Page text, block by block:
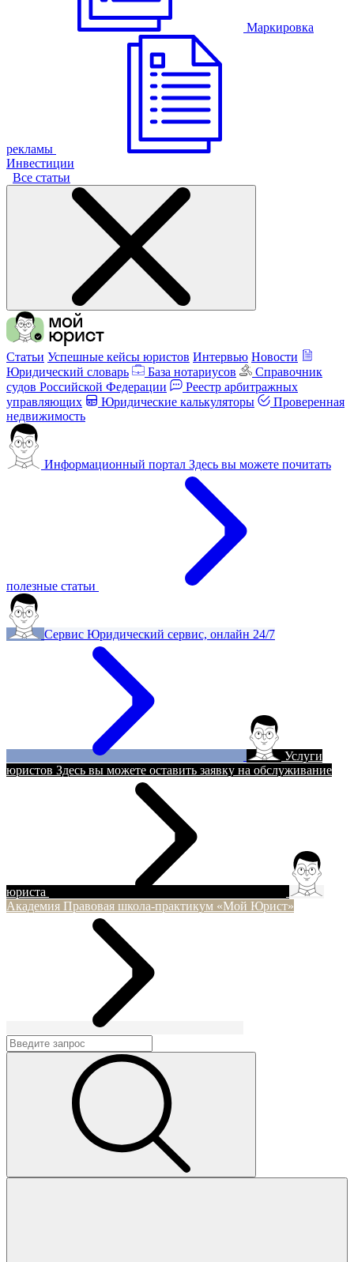
Маркировка
рекламы
Инвестиции
Все статьи
Статьи Успешные кейсы юристов Интервью Новости
Юридический словарь
База нотариусов
Справочник
судов Российской Федерации
Реестр арбитражных
управляющих
Юридические калькуляторы
Проверенная
недвижимость
Информационный портал Здесь вы можете почитать
полезные статьи
Сервис Юридический сервис, онлайн 24/7
Услуги
юристов Здесь вы можете оставить заявку на обслуживание
юриста
Академия Правовая школа-практикум «Мой Юрист»